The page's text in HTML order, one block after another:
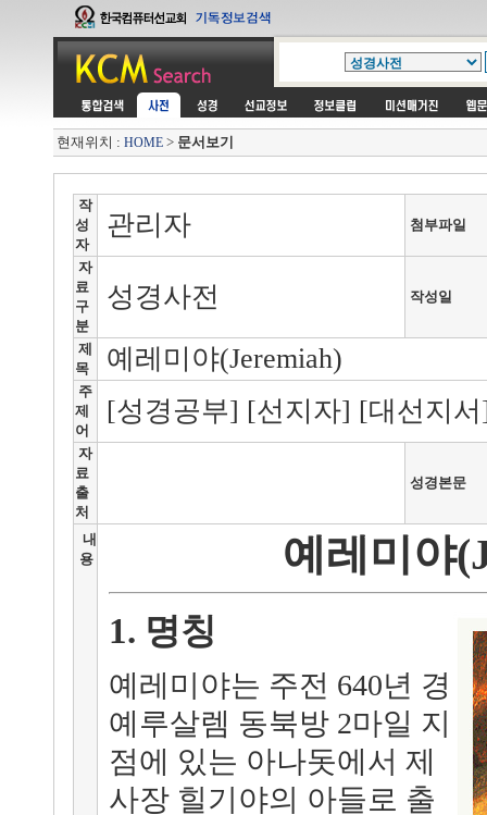
현재위치 : HOME > 문서보기
작
성
자
관리자 첨부파일
자
료
구
분
성경사전 작성일
제
목
예레미야(Jeremiah)
주
제
어
[성경공부] [선지자] [대선지
자
료
출
처
성경본문
내
용
예레미야
1. 명칭
예레미야는 주전 640년 경
예루살렘 동북방 2마일 지
점에 있는 아나돗에서 제
사장 힐기야의 아들로 출